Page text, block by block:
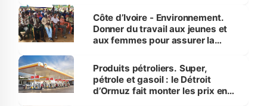
Côte d’Ivoire - Environnement.
Donner du travail aux jeunes et
aux femmes pour assurer la
menacées
Produits pétroliers. Super,
pétrole et gasoil : le Détroit
d’Ormuz fait monter les prix en